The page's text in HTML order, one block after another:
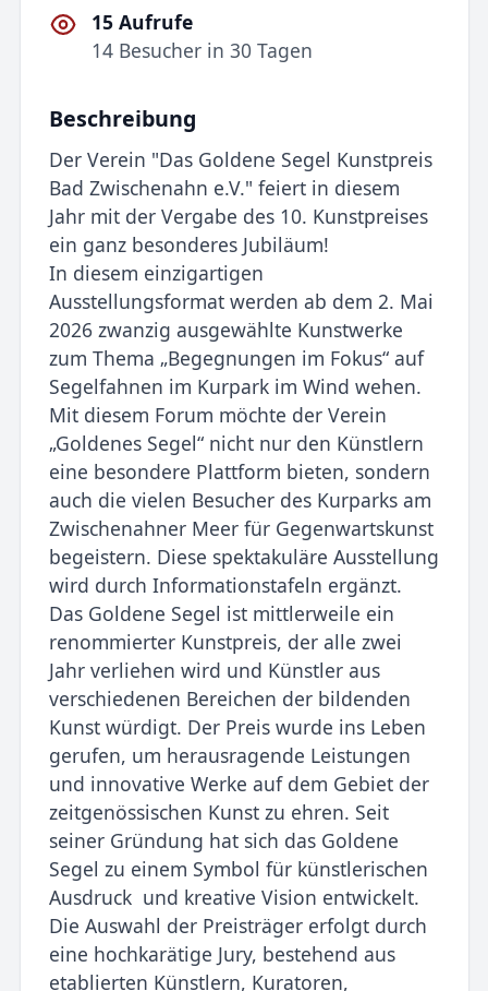
15 Aufrufe
14 Besucher in 30 Tagen
Beschreibung
Der Verein "Das Goldene Segel Kunstpreis
Bad Zwischenahn e.V." feiert in diesem
Jahr mit der Vergabe des 10. Kunstpreises
ein ganz besonderes Jubiläum!
In diesem einzigartigen
Ausstellungsformat werden ab dem 2. Mai
2026 zwanzig ausgewählte Kunstwerke
zum Thema „Begegnungen im Fokus“ auf
Segelfahnen im Kurpark im Wind wehen.
Mit diesem Forum möchte der Verein
„Goldenes Segel“ nicht nur den Künstlern
eine besondere Plattform bieten, sondern
auch die vielen Besucher des Kurparks am
Zwischenahner Meer für Gegenwartskunst
begeistern. Diese spektakuläre Ausstellung
wird durch Informationstafeln ergänzt.
Das Goldene Segel ist mittlerweile ein
renommierter Kunstpreis, der alle zwei
Jahr verliehen wird und Künstler aus
verschiedenen Bereichen der bildenden
Kunst würdigt. Der Preis wurde ins Leben
gerufen, um herausragende Leistungen
und innovative Werke auf dem Gebiet der
zeitgenössischen Kunst zu ehren. Seit
seiner Gründung hat sich das Goldene
Segel zu einem Symbol für künstlerischen
Ausdruck und kreative Vision entwickelt.
Die Auswahl der Preisträger erfolgt durch
eine hochkarätige Jury, bestehend aus
etablierten Künstlern, Kuratoren,